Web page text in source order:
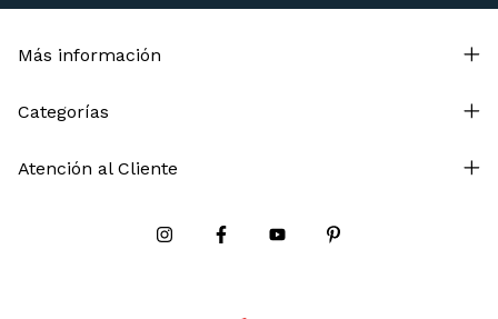
Más información
Categorías
Atención al Cliente